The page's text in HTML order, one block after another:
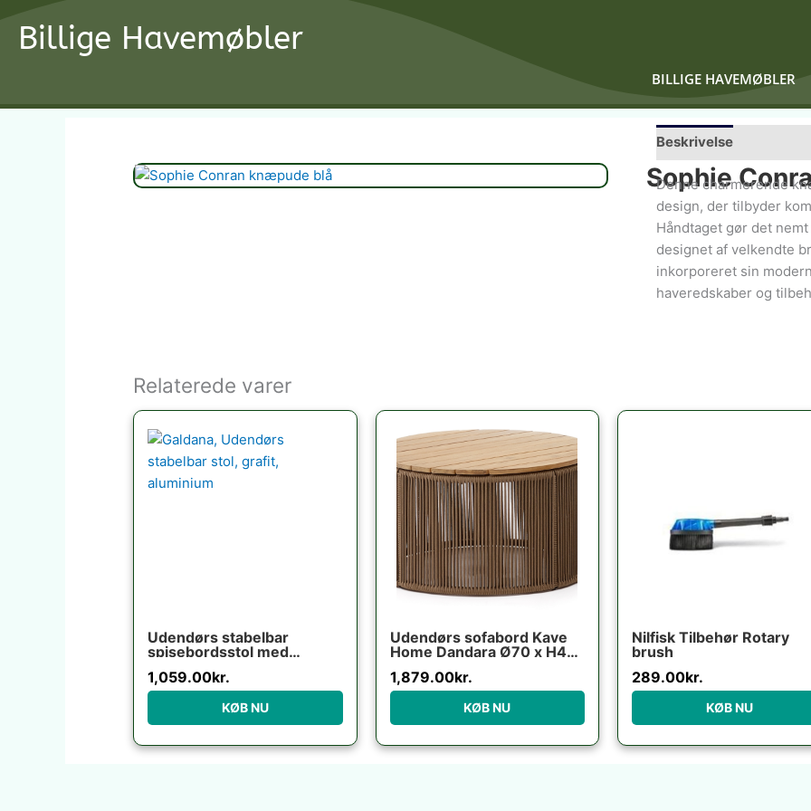
indholdet
Billige Havemøbler
BILLIGE HAVEMØBLER
Sophie
Beskrivelse
Denne charmerende
design, der tilbyder
Håndtaget gør det
designet af velkendte
inkorporeret sin
haveredskaber og
Relaterede varer
Udendørs stabelbar
spisebordsstol med
Galdana grafit aluminium
texteline
1,059.00kr.
KØB NU
Udendørs sofabord Kave
Home Dandara Ø70 x H40
1,879.00kr.
KØB NU
Nilfisk Tilbehør Rotary
brush
289.00kr.
KØB NU